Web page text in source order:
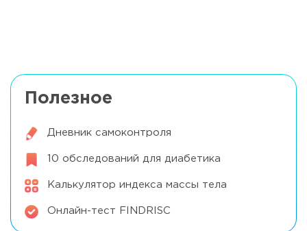
Полезное
Дневник самоконтроля
10 обследований для диабетика
Калькулятор индекса массы тела
Онлайн-тест FINDRISC